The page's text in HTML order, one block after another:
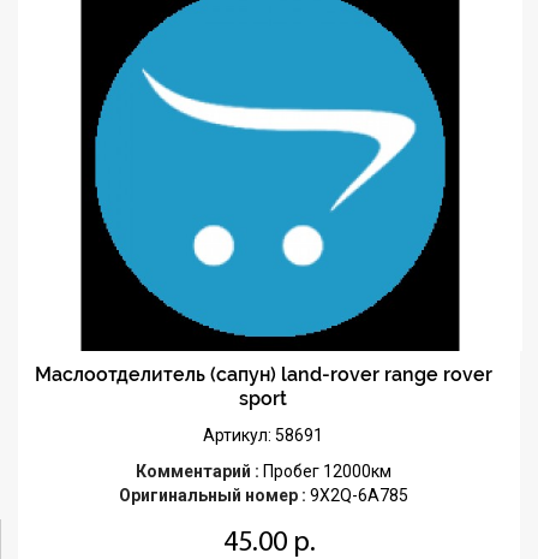
Маслоотделитель (сапун) land-rover range rover
sport
Артикул: 58691
Комментарий : Пробег 12000км
Оригинальный номер : 9X2Q-6A785
45.00 р.